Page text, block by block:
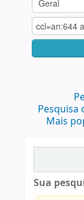
Pesquisa
Mais
Sua